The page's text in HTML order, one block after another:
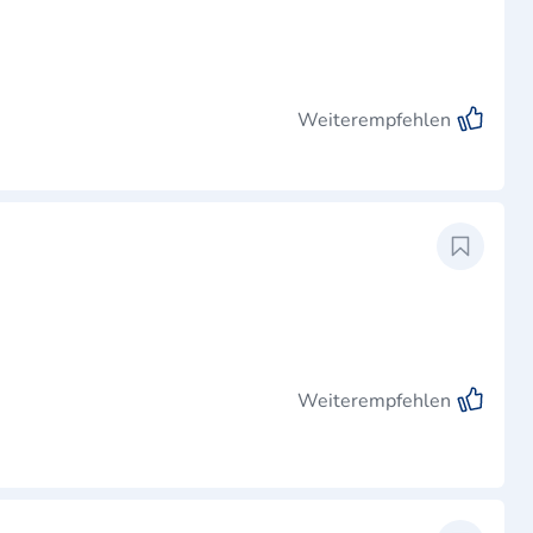
Weiterempfehlen
Weiterempfehlen